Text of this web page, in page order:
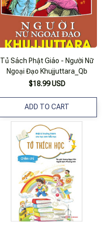
Tủ Sách Phật Giáo - Người Nữ
Ngoại Đạo Khujjuttara_Qb
$18.99 USD
ADD TO CART